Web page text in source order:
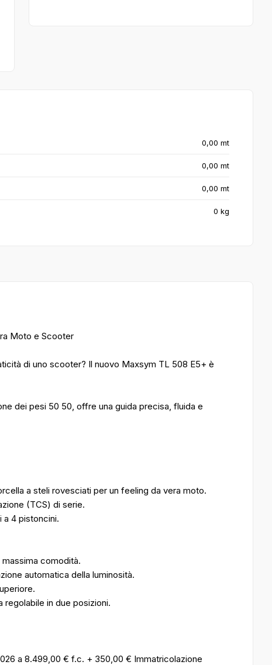
0,00 mt
0,00 mt
0,00 mt
0 kg
Moto e Scooter
di uno scooter? Il nuovo Maxsym TL 508 E5+ è
dei pesi 50 50, offre una guida precisa, fluida e
a steli rovesciati per un feeling da vera moto.
(TCS) di serie.
a 4 pistoncini.
comodità.
automatica della luminosità.
regolabile in due posizioni.
a 8.499,00 € f.c. + 350,00 € Immatricolazione